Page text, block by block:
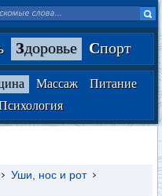
Здоровье Спорт
Массаж
Питание
Уши, нос и рот